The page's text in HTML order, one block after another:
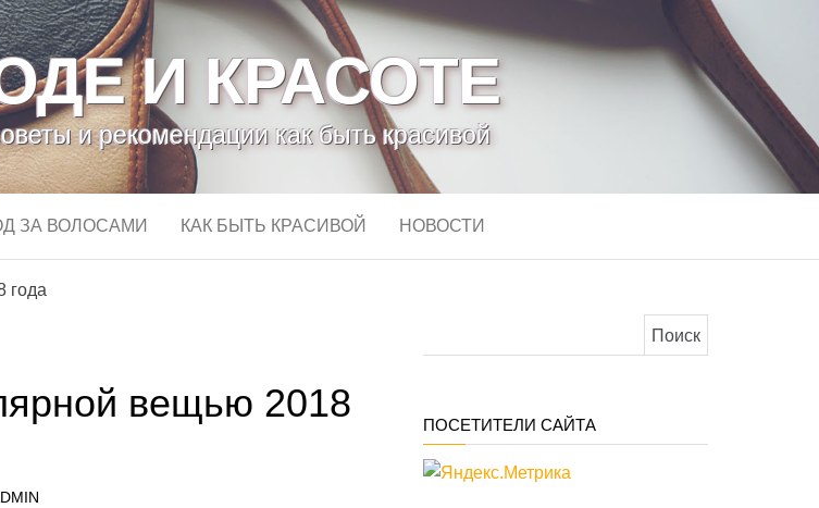
И КРАСОТЕ
и рекомендации как быть красивой
ЗА ВОЛОСАМИ КАК БЫТЬ КРАСИВОЙ НОВОСТИ
года
вещью 2018
ПОСЕТИТЕЛИ САЙТА